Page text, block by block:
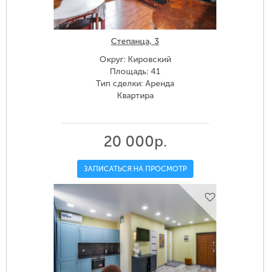
Степанца, 3
Округ: Кировский
Площадь: 41
Тип сделки: Аренда
Квартира
20 000р.
ЗАПИСАТЬСЯ НА ПРОСМОТР